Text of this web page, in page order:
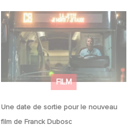
FILM
Une date de sortie pour le nouveau
film de Franck Dubosc
Une date de sortie pour le nouveau
film de Franck Dubosc